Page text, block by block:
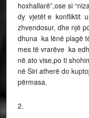
hoxhallarë”,ose si
dy vjetët e konfliktit
zhvendosur, dhe një
dhuna ka lënë plagë
mes të vrarëve ka
në ato vise,po ti
në Siri atherë do
përmasa.
2.